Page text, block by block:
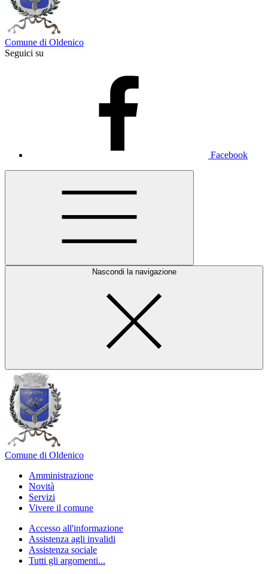
Comune di Oldenico
Seguici su
Facebook
Nascondi la navigazione
Comune di Oldenico
Amministrazione
Novità
Servizi
Vivere il comune
Accesso all'informazione
Assistenza agli invalidi
Assistenza sociale
Tutti gli argomenti...